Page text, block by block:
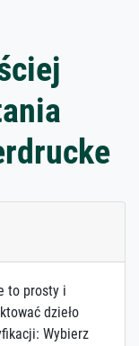
to prosty i
dzieło
Wybierz